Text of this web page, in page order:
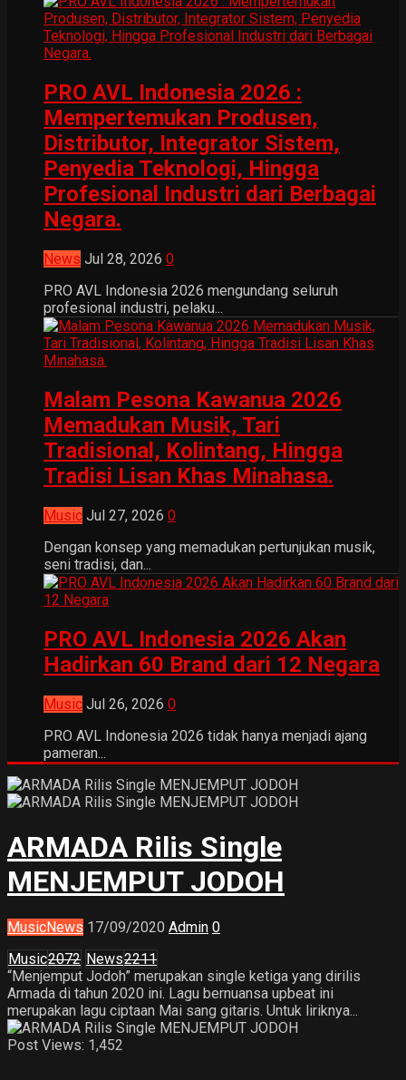
PRO AVL Indonesia 2026 :
Mempertemukan Produsen,
Distributor, Integrator Sistem,
Penyedia Teknologi, Hingga
Profesional Industri dari Berbagai
Negara.
News Jul 28, 2026 0
PRO AVL Indonesia 2026 mengundang seluruh
profesional industri, pelaku...
Malam Pesona Kawanua 2026
Memadukan Musik, Tari
Tradisional, Kolintang, Hingga
Tradisi Lisan Khas Minahasa.
Music Jul 27, 2026 0
Dengan konsep yang memadukan pertunjukan musik,
seni tradisi, dan...
PRO AVL Indonesia 2026 Akan
Hadirkan 60 Brand dari 12 Negara
Music Jul 26, 2026 0
PRO AVL Indonesia 2026 tidak hanya menjadi ajang
pameran...
ARMADA Rilis Single
MENJEMPUT JODOH
MusicNews 17/09/2020 Admin 0
Music2072 News2211
“Menjemput Jodoh” merupakan single ketiga yang dirilis
Armada di tahun 2020 ini. Lagu bernuansa upbeat ini
merupakan lagu ciptaan Mai sang gitaris. Untuk liriknya...
Post Views: 1,452